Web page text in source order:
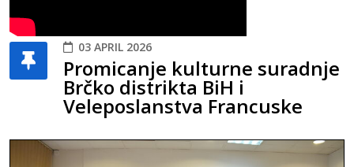
03 APRIL 2026
Promicanje kulturne suradnje
Brčko distrikta BiH i
Veleposlanstva Francuske